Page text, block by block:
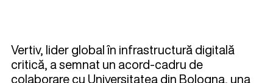
Vertiv, lider global în infrastructură digitală
critică, a semnat un acord-cadru de
colaborare cu Universitatea din Bologna, una